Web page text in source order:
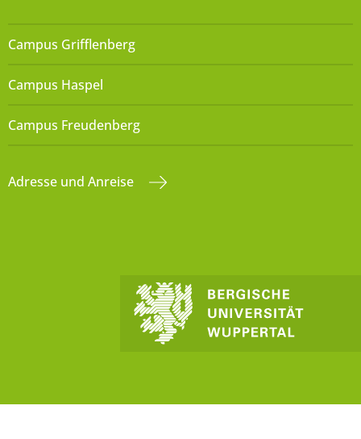
Campus Grifflenberg
Campus Haspel
Campus Freudenberg
Adresse und Anreise